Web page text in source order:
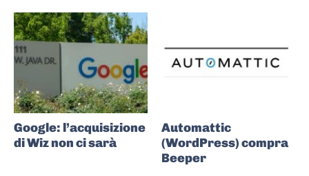
Google: l’acquisizione
di Wiz non ci sarà
Automattic
(WordPress) compra
Beeper